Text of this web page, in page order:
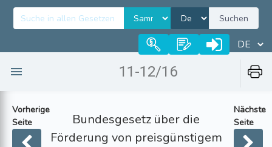
Suchen
11-12/16
Vorherige
Seite
Bundesgesetz über die
Förderung von preisgünstigem
Nächste
Seite